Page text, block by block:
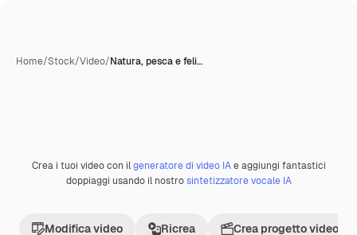
Home/Stock/Video/Natura, pesca e feli…
Premium
Crea i tuoi video con ilgeneratore di video IAe aggiungi fantastici
doppiaggi usando il nostrosintetizzatore vocale IA
Modifica video Ricrea Crea progetto video